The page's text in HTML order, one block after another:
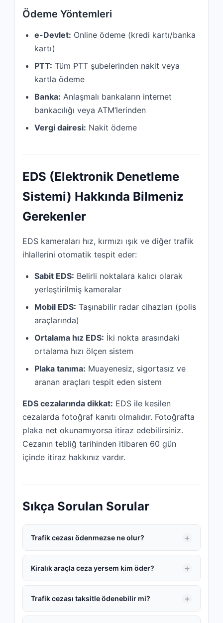
Ödeme Yöntemleri
e-Devlet: Online ödeme (kredi kartı/banka
kartı)
PTT: Tüm PTT şubelerinden nakit veya
kartla ödeme
Banka: Anlaşmalı bankaların internet
bankacılığı veya ATM’lerinden
Vergi dairesi: Nakit ödeme
EDS (Elektronik Denetleme
Sistemi) Hakkında Bilmeniz
Gerekenler
EDS kameraları hız, kırmızı ışık ve diğer trafik
ihlallerini otomatik tespit eder:
Sabit EDS: Belirli noktalara kalıcı olarak
yerleştirilmiş kameralar
Mobil EDS: Taşınabilir radar cihazları (polis
araçlarında)
Ortalama hız EDS: İki nokta arasındaki
ortalama hızı ölçen sistem
Plaka tanıma: Muayenesiz, sigortasız ve
aranan araçları tespit eden sistem
EDS cezalarında dikkat: EDS ile kesilen
cezalarda fotoğraf kanıtı olmalıdır. Fotoğrafta
plaka net okunamıyorsa itiraz edebilirsiniz.
Cezanın tebliğ tarihinden itibaren 60 gün
içinde itiraz hakkınız vardır.
Sıkça Sorulan Sorular
Trafik cezası ödenmezse ne olur?
Kiralık araçla ceza yersem kim öder?
Trafik cezası taksitle ödenebilir mi?